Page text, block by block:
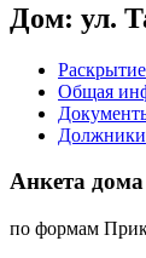
Дом: ул.
Общая
Должники
Анкета дома
по формам